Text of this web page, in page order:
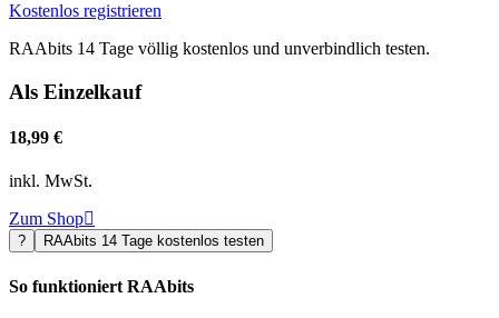
Kostenlos registrieren
RAAbits 14 Tage völlig kostenlos und unverbindlich testen.
Als Einzelkauf
18,99 €
inkl. MwSt.
Zum Shop
? RAAbits 14 Tage kostenlos testen
So funktioniert RAAbits